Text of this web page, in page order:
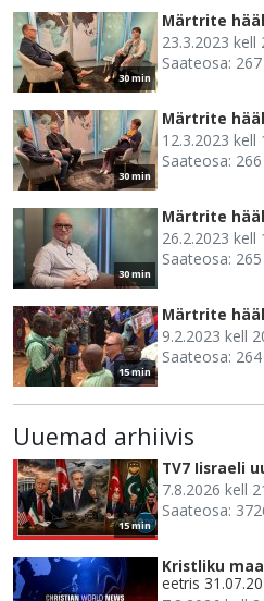
30 min
Märtrite hääl
23.3.2023 kell
Saateosa: 267
30 min
Märtrite hääl
12.3.2023 kell
Saateosa: 266
30 min
Märtrite hääl
26.2.2023 kell
Saateosa: 265
15 min
Märtrite hääl
9.2.2023 kell
Saateosa: 264
Uuemad arhiivis
15 min
TV7 Iisraeli
7.8.2026 kell
Saateosa:
Kristliku
eetris